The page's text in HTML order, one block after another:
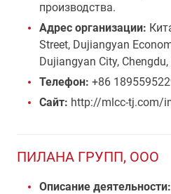
производства.
Адрес организации:
Street, Dujiangyan
Dujiangyan City,
Телефон: +86
Сайт: http://mlcc-tj.com/
ПИЛАНА ГРУПП, ООО
Описание деятельности: